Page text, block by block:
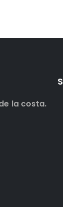
la costa.